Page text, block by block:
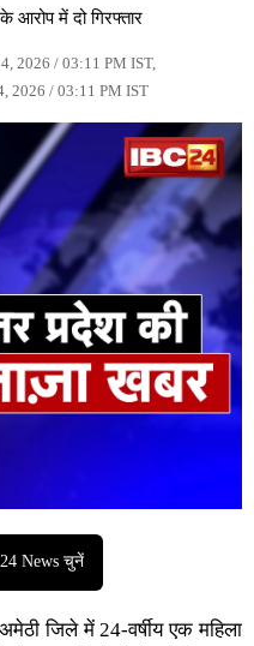
आरोप में दो गिरफ्तार
2026 / 03:11 PM IST,
2026 / 03:11 PM IST
News चुनें
जिले में 24-वर्षीय एक महिला